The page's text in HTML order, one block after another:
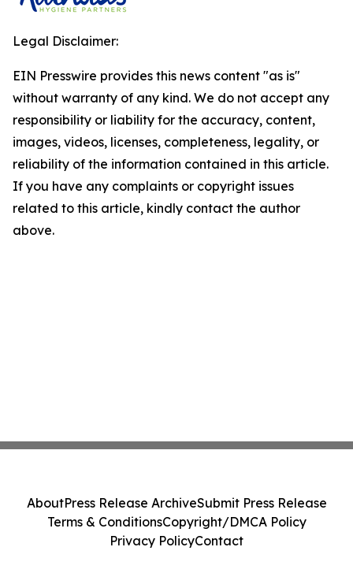
Legal Disclaimer:
EIN Presswire provides this news content "as is"
without warranty of any kind. We do not accept any
responsibility or liability for the accuracy, content,
images, videos, licenses, completeness, legality, or
reliability of the information contained in this article.
If you have any complaints or copyright issues
related to this article, kindly contact the author
above.
AboutPress Release ArchiveSubmit Press Release
Terms & ConditionsCopyright/DMCA Policy
Privacy PolicyContact